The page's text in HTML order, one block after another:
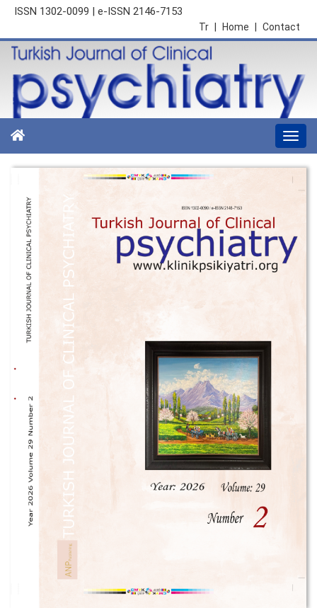
ISSN 1302-0099 | e-ISSN 2146-7153
Contact
Home
Tr